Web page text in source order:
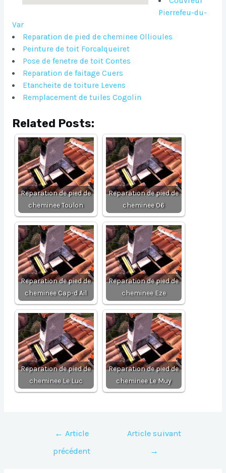
Pierrefeu-du-
Var
Reparation de pied de cheminee Ollioules
Peinture de toit Forcalqueiret
Pose de fenetre de toit Contes
Reparation de faitage Cuers
Etancheite de toiture Levens
Remplacement de tuiles Cogolin
Related Posts:
Reparation de pied de
cheminee Toulon
Reparation de pied de
cheminee 06
Reparation de pied de
cheminee Cap-d Ail
Reparation de pied de
cheminee Eze
Reparation de pied de
cheminee Le Luc
Reparation de pied de
cheminee Le Muy
Navigation
l’article
← Article
précédent
Article suivant
→